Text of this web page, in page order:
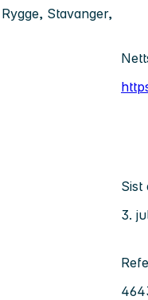
Stavanger,
Sist
3.